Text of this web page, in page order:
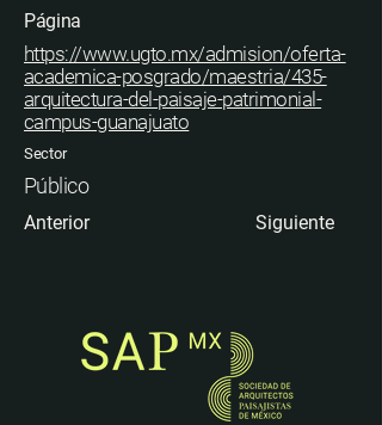
Página
https://www.ugto.mx/admision/oferta-
academica-posgrado/maestria/435-
arquitectura-del-paisaje-patrimonial-
campus-guanajuato
Sector
Público
Anterior Siguiente